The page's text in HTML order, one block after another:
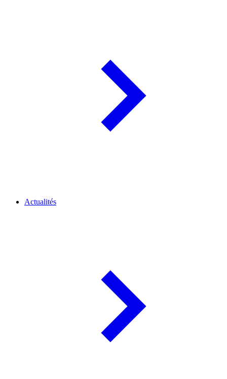
Actualités